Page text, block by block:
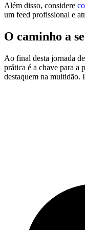
Além⁤ disso, considere
um​ feed profissional e
O caminho⁤ a
Ao final desta jornada
prática ⁢é‌ a ‍chave para a
destaquem ‍na ‍multidão.